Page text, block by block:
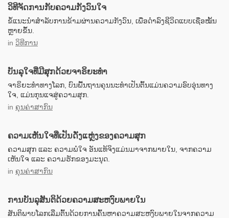
ວິທີຈັດການກັບຄວາມກັງວົນໃຈ
ຂໍ້ແນະນຳສຳລັບການຂ້າມຜ່ານຄວາມກັງວົນ, ເພື່ອດຳລົງຊີວິດແບບເຊື່ອໝັ້ນ
ຫຼາຍຂຶ້ນ.
in ວິທີການ
ບັນລຸໃຈທີ່ມີສຸກດ້ວຍຈາຣິຍະທຳ
ຈາຣິຍະທຳທາງໂລກ, ບົນພື້ນຖານຄຸນນະທຳເປັນຕົ້ນແມ່ນຄວາມອົບອຸ່ນທາງ
ໃຈ, ແມ່ນກຸນແຈສູ່ຄວາມສຸກ.
in ຄຸນຄ່າສາກົນ
ຄວາມເຫັນໃຈທີ່ເປັນດັ່ງແຫຼ່ງຂອງຄວາມສຸກ
ຄວາມສຸກ ແລະ ຄວາມພໍໃຈ ອັນແທ້ຈິງແມ່ນມາຈາກພາຍໃນ, ຈາກຄວາມ
ເຫັນໃຈ ແລະ ຄວາມຮັກຂອງມະນຸດ.
in ຄຸນຄ່າສາກົນ
ການບັນລຸສັນຕິດ້ວຍຄວາມສະຫງົບພາຍໃນ
ສັນຕິພາບໂລກເລີ່ມຕົ້ນດ້ວຍການຄົ້ນຫາຄວາມສະຫງົບພາຍໃນຈາກຄວາມ